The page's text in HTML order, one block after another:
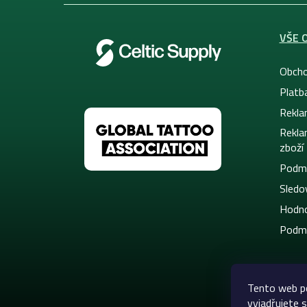
Tento web
vyjadřujete
VŠE
zboží